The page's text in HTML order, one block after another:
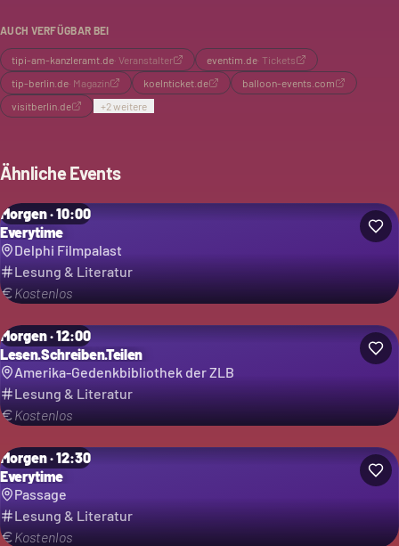
AUCH VERFÜGBAR BEI
tipi-am-kanzleramt.de· Veranstalter eventim.de· Tickets
tip-berlin.de· Magazin koelnticket.de
balloon-events.com
visitberlin.de
+2weitere
Ähnliche Events
Morgen · 10:00
Everytime
Delphi Filmpalast
Lesung & Literatur
Kostenlos
Morgen · 12:00
Lesen.Schreiben.Teilen
Amerika-Gedenkbibliothek der ZLB
Lesung & Literatur
Kostenlos
Morgen · 12:30
Everytime
Passage
Lesung & Literatur
Kostenlos